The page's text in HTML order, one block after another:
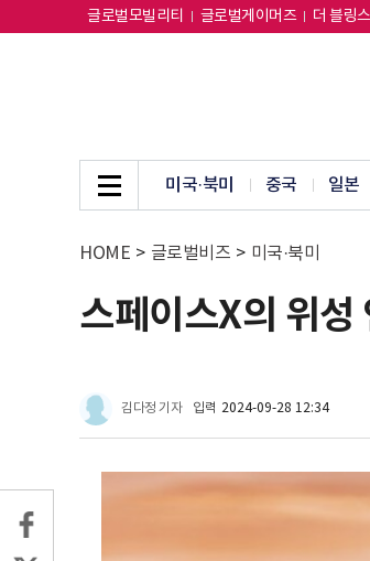
글로벌모빌리티 글로벌게이머즈 더 블링스
미국·북미 중국 일본
HOME > 글로벌비즈 > 미국·북미
스페이스X의 위
김다정 기자 입력 2024-09-28 12:34